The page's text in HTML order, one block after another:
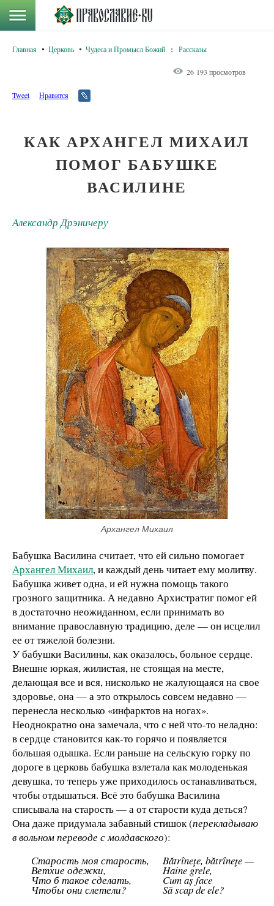
Главная Церковь Чудеса и Промысл Божий : Рассказы
26 193 просмотров
Tweet Нравится
КАК АРХАНГЕЛ МИХАИЛ
ПОМОГ БАБУШКЕ
ВАСИЛИНЕ
Александр Дрэничеру
Архангел Михаил
Бабушка Василина считает, что ей сильно помогает
Архангел Михаил, и каждый день читает ему молитву.
Бабушка живет одна, и ей нужна помощь такого
грозного защитника. А недавно Архистратиг помог ей
в достаточно неожиданном, если принимать во
внимание православную традицию, деле — он исцелил
ее от тяжелой болезни.
У бабушки Василины, как оказалось, больное сердце.
Внешне юркая, жилистая, не стоящая на месте,
делающая все и вся, нисколько не жалующаяся на свое
здоровье, она — а это открылось совсем недавно —
перенесла несколько «инфарктов на ногах».
Неоднократно она замечала, что с ней что-то неладно:
в сердце становится как-то горячо и появляется
большая одышка. Если раньше на сельскую горку по
дороге в церковь бабушка взлетала как молоденькая
девушка, то теперь уже приходилось останавливаться,
чтобы отдышаться. Всё это бабушка Василина
списывала на старость — а от старости куда деться?
Она даже придумала забавный стишок (перекладываю
в вольном переводе с молдавского):
Старость моя старость,
Ветхие одежки,
Что б такое сделать,
Чтобы они слетели?
Bătrîneţe, bătrîneţe —
Haine grele,
Cum aș face
Să scap de ele?